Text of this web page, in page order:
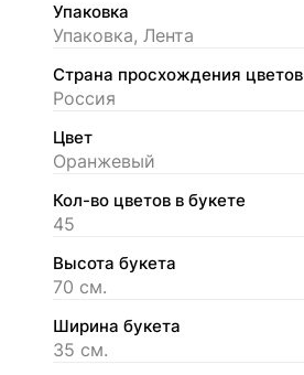
Упаковка
Упаковка, Лента
Страна просхождения цветов
Россия
Цвет
Оранжевый
Кол-во цветов в букете
45
Высота букета
70 см.
Ширина букета
35 см.